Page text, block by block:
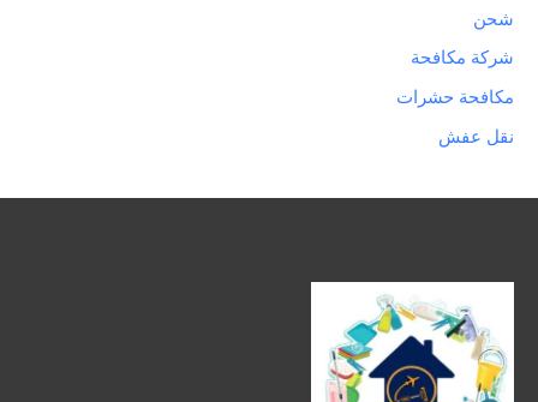
شحن
شركة مكافحة
مكافحة حشرات
نقل عفش